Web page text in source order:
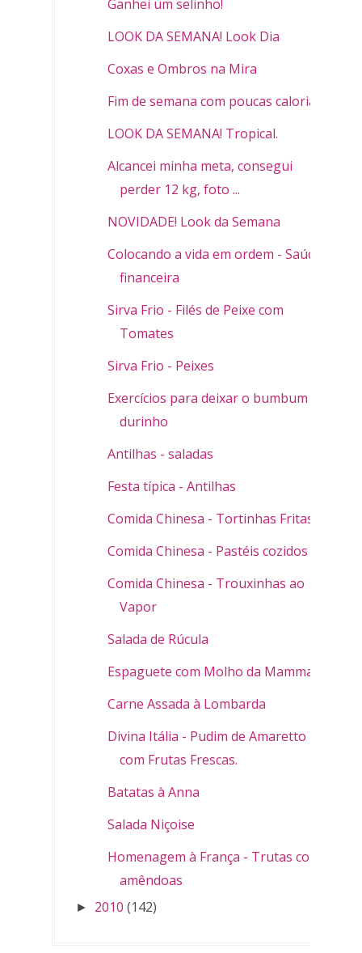
Ganhei um selinho!
LOOK DA SEMANA! Look Dia
Coxas e Ombros na Mira
Fim de semana com poucas calorias.
LOOK DA SEMANA! Tropical.
Alcancei minha meta, consegui
perder 12 kg, foto ...
NOVIDADE! Look da Semana
Colocando a vida em ordem - Saúde
financeira
Sirva Frio - Filés de Peixe com
Tomates
Sirva Frio - Peixes
Exercícios para deixar o bumbum
durinho
Antilhas - saladas
Festa típica - Antilhas
Comida Chinesa - Tortinhas Fritas
Comida Chinesa - Pastéis cozidos
Comida Chinesa - Trouxinhas ao
Vapor
Salada de Rúcula
Espaguete com Molho da Mamma
Carne Assada à Lombarda
Divina Itália - Pudim de Amaretto
com Frutas Frescas.
Batatas à Anna
Salada Niçoise
Homenagem à França - Trutas com
amêndoas
► 2010 (142)